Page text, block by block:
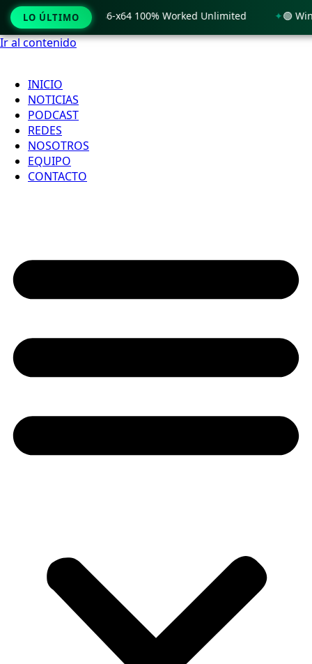
Ir al contenido
INICIO
NOTICIAS
PODCAST
REDES
NOSOTROS
EQUIPO
CONTACTO
LO ÚLTIMO
11 x86-x64 100% Worked Unlimited 🟢 WinRAR